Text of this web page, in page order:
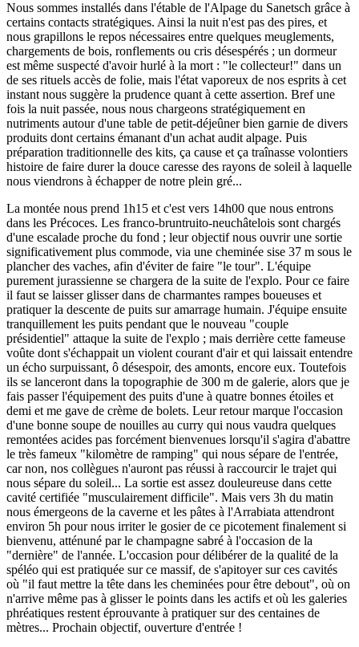
Nous sommes installés dans l'étable de l'Alpage du Sanetsch grâce à
certains contacts stratégiques. Ainsi la nuit n'est pas des pires, et
nous grapillons le repos nécessaires entre quelques meuglements,
chargements de bois, ronflements ou cris désespérés ; un dormeur
est même suspecté d'avoir hurlé à la mort : "le collecteur!" dans un
de ses rituels accès de folie, mais l'état vaporeux de nos esprits à cet
instant nous suggère la prudence quant à cette assertion. Bref une
fois la nuit passée, nous nous chargeons stratégiquement en
nutriments autour d'une table de petit-déjeûner bien garnie de divers
produits dont certains émanant d'un achat audit alpage. Puis
préparation traditionnelle des kits, ça cause et ça traînasse volontiers
histoire de faire durer la douce caresse des rayons de soleil à laquelle
nous viendrons à échapper de notre plein gré...
La montée nous prend 1h15 et c'est vers 14h00 que nous entrons
dans les Précoces. Les franco-bruntruito-neuchâtelois sont chargés
d'une escalade proche du fond ; leur objectif nous ouvrir une sortie
significativement plus commode, via une cheminée sise 37 m sous le
plancher des vaches, afin d'éviter de faire "le tour". L'équipe
purement jurassienne se chargera de la suite de l'explo. Pour ce faire
il faut se laisser glisser dans de charmantes rampes boueuses et
pratiquer la descente de puits sur amarrage humain. J'équipe ensuite
tranquillement les puits pendant que le nouveau "couple
présidentiel" attaque la suite de l'explo ; mais derrière cette fameuse
voûte dont s'échappait un violent courant d'air et qui laissait entendre
un écho surpuissant, ô désespoir, des amonts, encore eux. Toutefois
ils se lanceront dans la topographie de 300 m de galerie, alors que je
fais passer l'équipement des puits d'une à quatre bonnes étoiles et
demi et me gave de crème de bolets. Leur retour marque l'occasion
d'une bonne soupe de nouilles au curry qui nous vaudra quelques
remontées acides pas forcément bienvenues lorsqu'il s'agira d'abattre
le très fameux "kilomètre de ramping" qui nous sépare de l'entrée,
car non, nos collègues n'auront pas réussi à raccourcir le trajet qui
nous sépare du soleil... La sortie est assez douleureuse dans cette
cavité certifiée "musculairement difficile". Mais vers 3h du matin
nous émergeons de la caverne et les pâtes à l'Arrabiata attendront
environ 5h pour nous irriter le gosier de ce picotement finalement si
bienvenu, atténuné par le champagne sabré à l'occasion de la
"dernière" de l'année. L'occasion pour délibérer de la qualité de la
spéléo qui est pratiquée sur ce massif, de s'apitoyer sur ces cavités
où "il faut mettre la tête dans les cheminées pour être debout", où on
n'arrive même pas à glisser le points dans les actifs et où les galeries
phréatiques restent éprouvante à pratiquer sur des centaines de
mètres... Prochain objectif, ouverture d'entrée !